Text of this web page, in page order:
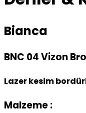
Bianca
BNC 04 Vizon
Lazer kesim
Malzeme :